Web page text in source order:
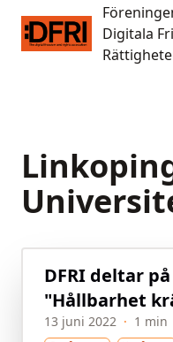
Föreningen för
Digitala
DFRI deltar
"Hållbarhet
13 juni 2022 · 1 min